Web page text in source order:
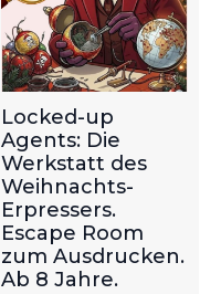
Locked-up
Agents: Die
Werkstatt des
Weihnachts-
Erpressers.
Escape Room
zum Ausdrucken.
Ab 8 Jahre.